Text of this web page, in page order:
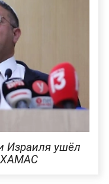
Израиля ушёл
ХАМАС